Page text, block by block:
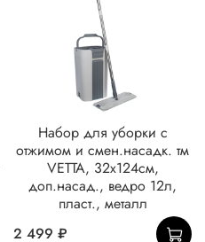
Набор для уборки с
отжимом и смен.насадк. тм
VETTA, 32х124см,
доп.насад., ведро 12л,
пласт., металл
2 499 ₽